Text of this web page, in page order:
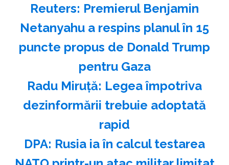
Reuters: Premierul Benjamin
Netanyahu a respins planul în 15
puncte propus de Donald Trump
pentru Gaza
Radu Miruţă: Legea împotriva
dezinformării trebuie adoptată
rapid
DPA: Rusia ia în calcul testarea